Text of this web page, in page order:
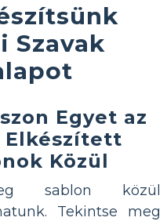
Szavak
Egyet az
Elkészített
Közül
sablon közül
Tekintse meg